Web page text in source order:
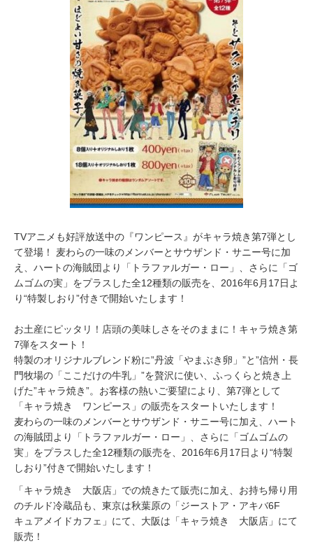
0
1
6
TVアニメも好評放送中の『ワンピース』がキャラ焼き第7弾とし
て登場！ 麦わらの一味のメンバーとサウザンド・サニー号に加
え、ハートの海賊団より「トラファルガー・ロー」、さらに「ゴ
ムゴムの実」をプラスした全12種類の販売を、2016年6月17日よ
り“特製しおり”付きで開始いたします！
お土産にピッタリ！店頭の美味しさをそのままに！キャラ焼き第
7弾をスタート！
特製のオリジナルブレンド粉に”丹波「やまぶき卵」”と”信州・長
門牧場の「ここだけの牛乳」”を贅沢に使い、ふっくらと焼き上
げた”キャラ焼き”。お客様の熱いご要望により、第7弾として
「キャラ焼き ワンピース」の販売をスタートいたします！
麦わらの一味のメンバーとサウザンド・サニー号に加え、ハート
の海賊団より「トラファルガー・ロー」、さらに「ゴムゴムの
実」をプラスした全12種類の販売を、2016年6月17日より“特製
しおり”付きで開始いたします！
「キャラ焼き 大阪店」での焼きたて販売に加え、お持ち帰り用
のチルド冷蔵品も、東京は秋葉原の「ジーストア・アキバ6F
キュアメイドカフェ」にて、大阪は「キャラ焼き 大阪店」にて
販売！